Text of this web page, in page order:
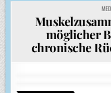
IN
möglicher
chronische